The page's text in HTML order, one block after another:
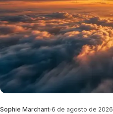
Sophie Marchant 6 de agosto de 2026